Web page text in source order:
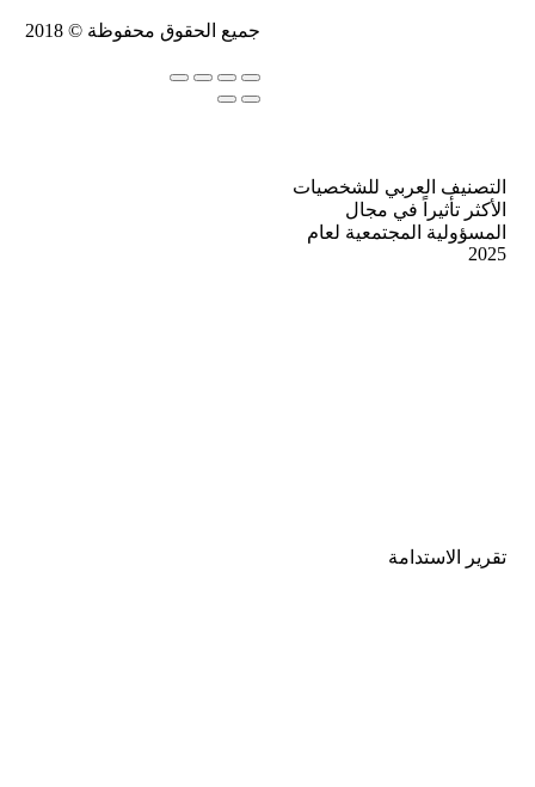
التصنيف العربي للشخصيات
الأكثر تأثيراً في مجال
المسؤولية المجتمعية لعام
2025
تقرير الاستدامة
جميع الحقوق محفوظة © 2018